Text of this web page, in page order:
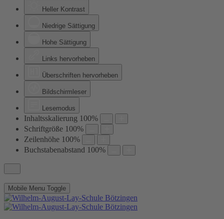
Heller Kontrast
Niedrige Sättigung
Hohe Sättigung
Links hervorheben
Überschriften hervorheben
Bildschirmleser
Lesemodus
Inhaltsskalierung 100%
Schriftgröße 100%
Zeilenhöhe 100%
Buchstabenabstand 100%
Mobile Menu Toggle